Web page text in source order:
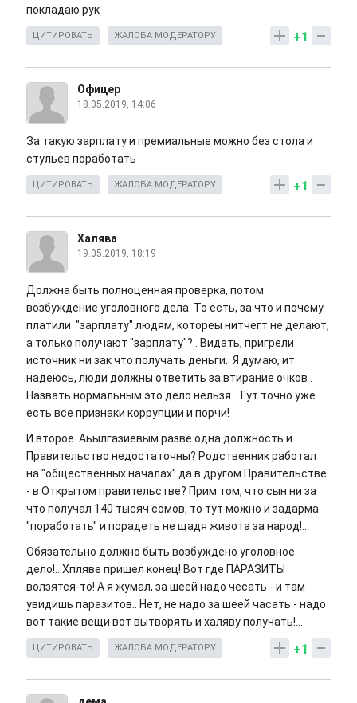
покладаю рук
+1
ЦИТИРОВАТЬ ЖАЛОБА МОДЕРАТОРУ
Офицер
18.05.2019, 14:06
За такую зарплату и премиальные можно без стола и
стульев поработать
+1
ЦИТИРОВАТЬ ЖАЛОБА МОДЕРАТОРУ
Халява
19.05.2019, 18:19
Должна быть полноценная проверка, потом
возбуждение уголовного дела. То есть, за что и почему
платили "зарплату" людям, котореы нитчегт не делают,
а только получают "зарплату"?.. Видать, пригрели
источник ни зак что получать деньги.. Я думаю, ит
надеюсь, люди должны ответить за втирание очков .
Назвать нормальным это дело нельзя.. Тут точно уже
есть все признаки коррупции и порчи!
И второе. Аьылгазиевым разве одна должность и
Правительство недостаточны? Родственник работал
на "общественных началах" да в другом Правительстве
- в Открытом правительстве? Прим том, что сын ни за
что получал 140 тысяч сомов, то тут можно и задарма
"поработать" и порадеть не щадя живота за народ!...
Обязательно должно быть возбуждено уголовное
дело!...Хпляве пришел конец! Вот где ПАРАЗИТЫ
волзятся-то! А я жумал, за шеей надо чесать - и там
увидишь паразитов.. Нет, не надо за шеей часать - надо
вот такие вещи вот вытворять и халяву получать!...
+1
ЦИТИРОВАТЬ ЖАЛОБА МОДЕРАТОРУ